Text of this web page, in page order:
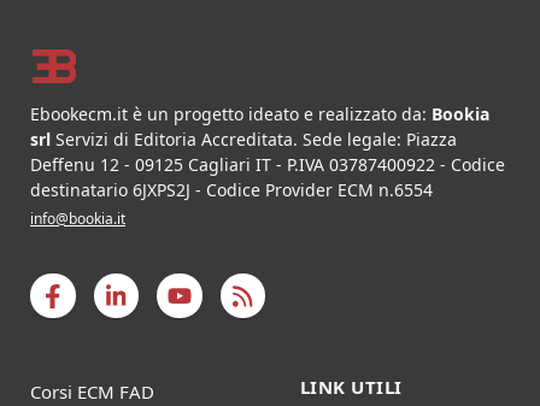
Ebookecm.it è un progetto ideato e realizzato da: Bookia
srl Servizi di Editoria Accreditata. Sede legale: Piazza
Deffenu 12 - 09125 Cagliari IT - P.IVA 03787400922 - Codice
destinatario 6JXPS2J - Codice Provider ECM n.6554
info@bookia.it
Corsi ECM FAD
LINK UTILI